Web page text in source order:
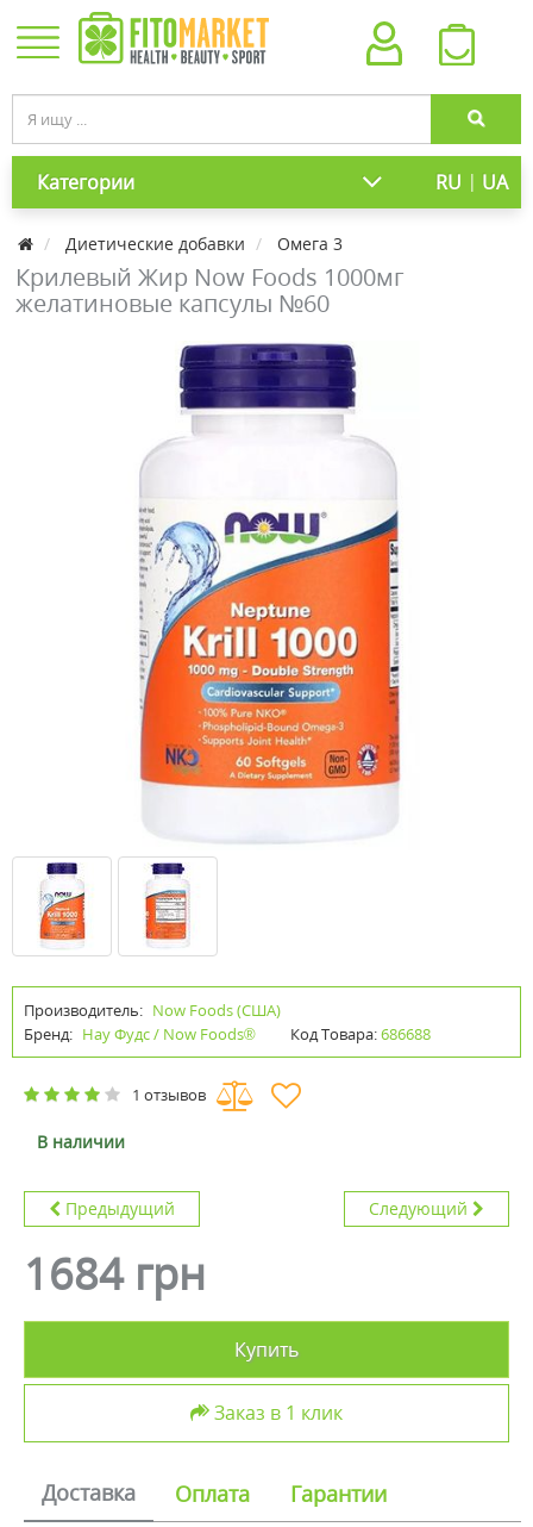
Категории RU | UA
Диетические добавки Омега 3
Крилевый Жир Now Foods 1000мг
желатиновые капсулы №60
Производитель: Now Foods (США)
Бренд: Нау Фудс / Now Foods® Код Товара:686688
1 отзывов
В наличии
Предыдущий Следующий
1684 грн
Купить
Заказ в 1 клик
Доставка Оплата Гарантии